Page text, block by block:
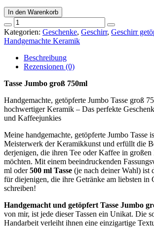
In den Warenkorb
Tasse
Jumbo
groß
750ml
Menge
Kategorien: Geschenke, Geschirr, Geschirr
Handgemachte Keramik
Beschreibung
Rezensionen (0)
Tasse Jumbo groß 750ml
Handgemachte, getöpferte Jumbo Tasse groß
hochwertiger Keramik – Das perfekte
und Kaffeejunkies
Meine handgemachte, getöpferte Jumbo Tasse
Meisterwerk der Keramikkunst und erfüllt die
derjenigen, die ihren Tee oder Kaffee in großen
möchten. Mit einem beeindruckenden
ml oder500 ml Tasse (je nach deiner Wahl) ist
für diejenigen, die ihre Getränke am liebsten in
schreiben!
Handgemacht und getöpfert Tasse Jumbo
von mir, ist jede dieser Tassen ein Unikat. Die
Handarbeit verleiht ihnen eine einzigartige